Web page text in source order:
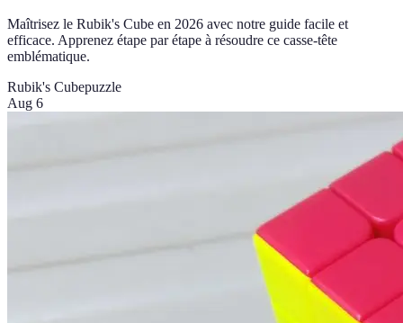
Maîtrisez le Rubik's Cube en 2026 avec notre guide facile et
efficace. Apprenez étape par étape à résoudre ce casse-tête
emblématique.
Rubik's Cubepuzzle
Aug 6